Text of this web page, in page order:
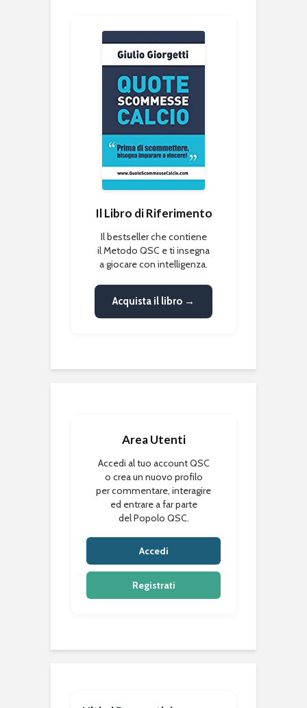
Il Libro di Riferimento
Il bestseller che contiene
il Metodo QSC e ti insegna
a giocare con intelligenza.
Acquista il libro →
Area Utenti
Accedi al tuo account QSC
o crea un nuovo profilo
per commentare, interagire
ed entrare a far parte
del Popolo QSC.
Accedi
Registrati